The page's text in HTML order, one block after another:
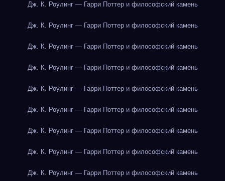
Дж. К. Роулинг — Гарри Поттер и философский камень
Дж. К. Роулинг — Гарри Поттер и философский камень
Дж. К. Роулинг — Гарри Поттер и философский камень
Дж. К. Роулинг — Гарри Поттер и философский камень
Дж. К. Роулинг — Гарри Поттер и философский камень
Дж. К. Роулинг — Гарри Поттер и философский камень
Дж. К. Роулинг — Гарри Поттер и философский камень
Дж. К. Роулинг — Гарри Поттер и философский камень
Дж. К. Роулинг — Гарри Поттер и философский камень